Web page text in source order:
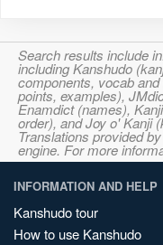
Search results include
including Kanshudo
components, vocab
points, examples),
Enamdict (names),
order), and Joy o' Kanji
Translations provided
engine. For more
INFORMATION AND HELP
Kanshudo tour
How to use Kanshudo